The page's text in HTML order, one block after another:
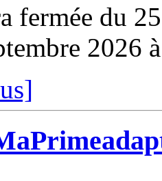
fermée du
2026